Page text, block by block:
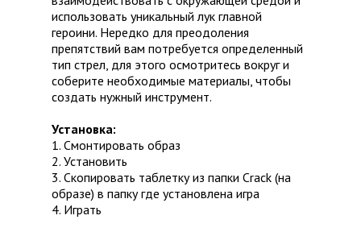
использовать уникальный лук главной
героини. Нередко для преодоления
препятствий вам потребуется определенный
тип стрел, для этого осмотритесь вокруг и
соберите необходимые материалы, чтобы
создать нужный инструмент.
Установка:
1. Смонтировать образ
2. Установить
3. Скопировать таблетку из папки Crack (на
образе) в папку где установлена игра
4. Играть